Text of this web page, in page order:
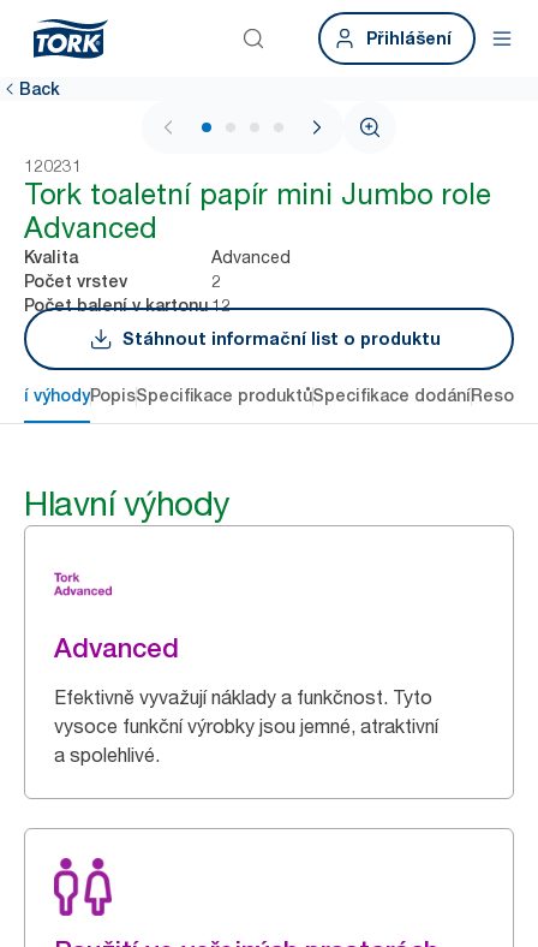
Přihlášení
Back
1 / 4
120231
Tork toaletní papír mini Jumbo role
Advanced
Kvalita Advanced
Počet vrstev 2
Počet balení v kartonu12
Stáhnout informační list o produktu
výhodyPopisSpecifikace produktůSpecifikace dodání
Hlavní výhody
Advanced
Efektivně vyvažují náklady a funkčnost. Tyto
vysoce funkční výrobky jsou jemné, atraktivní
a spolehlivé.